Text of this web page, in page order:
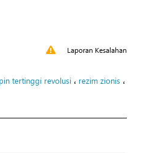
Laporan Kesalahan
tertinggi revolusi ، rezim zionis ،